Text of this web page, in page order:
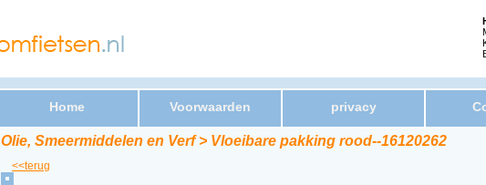
Home Voorwaarden privacy
Olie, Smeermiddelen en Verf > Vloeibare pakking rood--16120262
<<terug